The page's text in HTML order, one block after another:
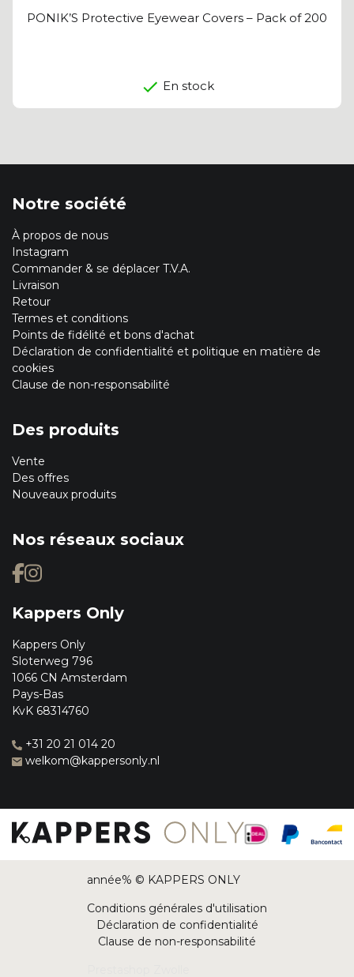
PONIK’S Protective Eyewear Covers – Pack of 200
En stock
Notre société
À propos de nous
Instagram
Commander & se déplacer T.V.A.
Livraison
Retour
Termes et conditions
Points de fidélité et bons d'achat
Déclaration de confidentialité et politique en matière de
cookies
Clause de non-responsabilité
Des produits
Vente
Des offres
Nouveaux produits
Nos réseaux sociaux
Kappers Only
Kappers Only
Sloterweg 796
1066 CN Amsterdam
Pays-Bas
KvK 68314760
+31 20 21 014 20
welkom@kappersonly.nl
année% © KAPPERS ONLY
Conditions générales d'utilisation
Déclaration de confidentialité
Clause de non-responsabilité